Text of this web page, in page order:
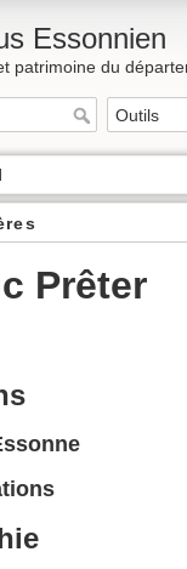
Essonnien
patrimoine du
Prêter